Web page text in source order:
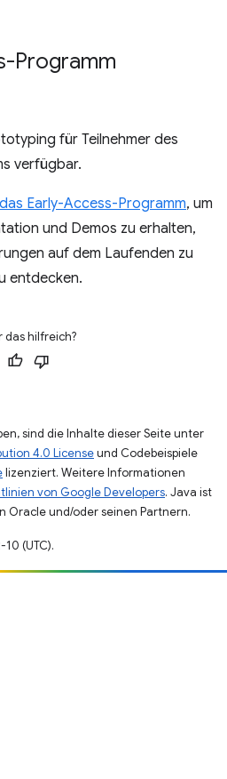
Programm
für Teilnehmer des
verfügbar.
Early-Access-Programm, um
und Demos zu erhalten,
auf dem Laufenden zu
entdecken.
das hilfreich?
sind die Inhalte dieser Seite unter
4.0 Licenseund Codebeispiele
lizenziert. Weitere Informationen
von Google Developers. Java ist
Oracle und/oder seinen Partnern.
(UTC).